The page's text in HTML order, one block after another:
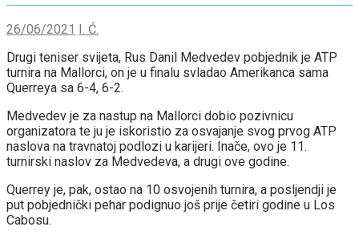
26/06/2021 I. Ć.
Drugi teniser svijeta, Rus Danil Medvedev pobjednik je ATP
turnira na Mallorci, on je u finalu svladao Amerikanca sama
Querreya sa 6-4, 6-2.
Medvedev je za nastup na Mallorci dobio pozivnicu
organizatora te ju je iskoristio za osvajanje svog prvog ATP
naslova na travnatoj podlozi u karijeri. Inače, ovo je 11.
turnirski naslov za Medvedeva, a drugi ove godine.
Querrey je, pak, ostao na 10 osvojenih turnira, a posljendji je
put pobjednički pehar podignuo još prije četiri godine u Los
Cabosu.